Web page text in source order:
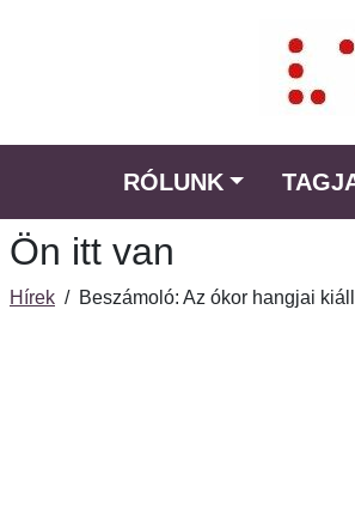
RÓLUNK
Ön itt van
Hírek /Beszámoló: Az ókor hangjai